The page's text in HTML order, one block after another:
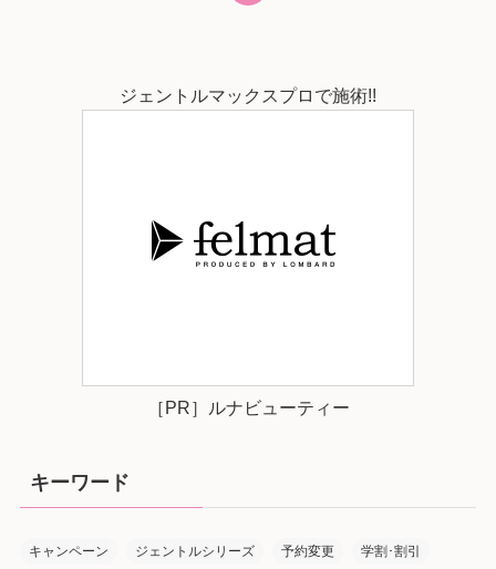
ジェントルマックスプロで施術!!
［PR］ルナビューティー
キーワード
キャンペーン ジェントルシリーズ 予約変更 学割･割引